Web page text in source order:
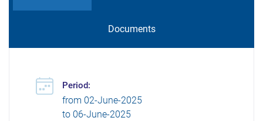
Documents
Period:
from 02-June-2025
to 06-June-2025